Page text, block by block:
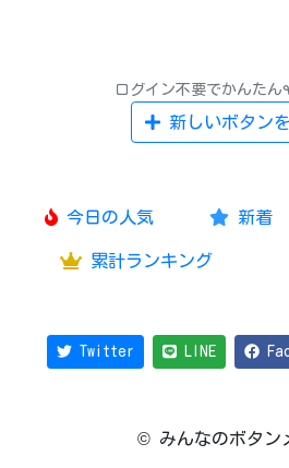
新しいボタン
今日の人気 新着
累計ランキング
Twitter LINE
© みんなのボタン